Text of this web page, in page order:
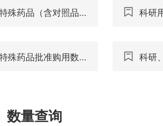
殊药品（含对照品... 科研
殊药品批准购用数... 科研
数量查询